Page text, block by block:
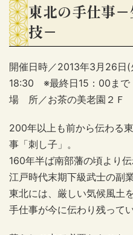
東北の手仕事
技－
開催日時／2013年3月26
18:30 ※最終日15：00まで
場 所／お茶の美老園２Ｆ
200年以上も前から伝わる
事「刺し子」。
160年半ば南部藩の頃より
江戸時代末期下級武士の副
東北には、厳しい気候風土
手仕事が今に伝わり残ってい